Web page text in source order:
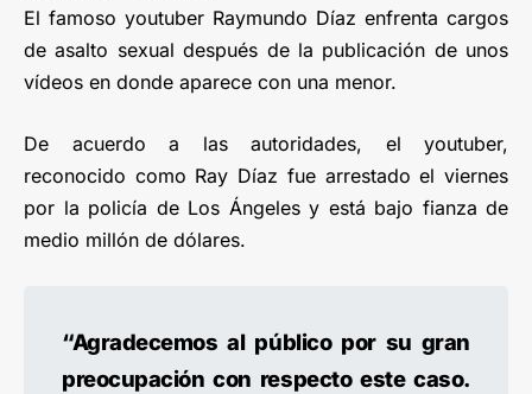
El famoso youtuber Raymundo Díaz enfrenta cargos
de asalto sexual después de la publicación de unos
vídeos en donde aparece con una menor.
De acuerdo a las autoridades, el youtuber,
reconocido como Ray Díaz fue arrestado el viernes
por la policía de Los Ángeles y está bajo fianza de
medio millón de dólares.
“Agradecemos al público por su gran
preocupación con respecto este caso.